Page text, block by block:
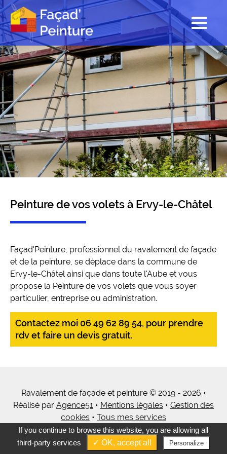
Peinture de vos volets à Ervy-le-Châtel
Façad'Peinture, professionnel du ravalement de façade
et de la peinture, se déplace dans la commune de
Ervy-le-Châtel ainsi que dans toute l'Aube et vous
propose la Peinture de vos volets que vous soyer
particulier, entreprise ou administration.
Contactez moi 06 49 62 89 54, pour prendre
rdv et faire un devis gratuit.
Ravalement de façade et peinture © 2019 - 2026 •
Réalisé par Agence51 • Mentions légales • Gestion des
cookies • Tous mes services
If you continue to browse this website, you are allowing all
third-party services
✓ OK, accept all Personalize